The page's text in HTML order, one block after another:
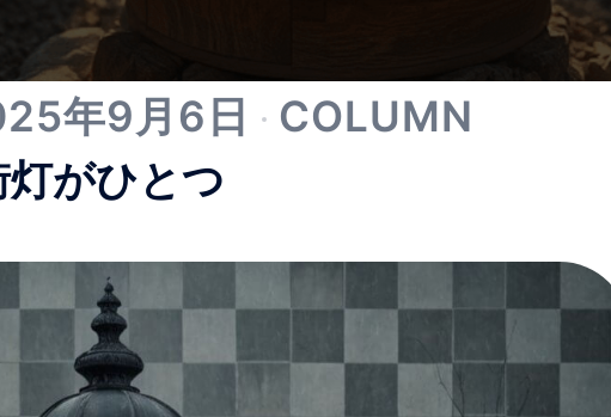
年9月6日
COLUMN
灯がひとつ